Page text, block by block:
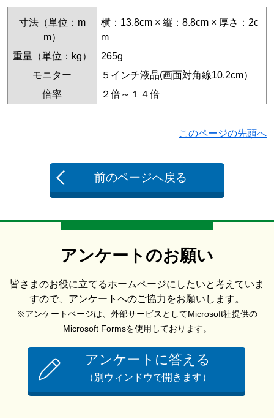
寸法（単位：m
m）
横：13.8cm × 縦：8.8cm × 厚さ：2c
m
重量（単位：kg）
265g
モニター
５インチ液晶(画面対角線10.2cm）
倍率
２倍～１４倍
このページの先頭へ
前のページへ戻る
アンケートのお願い
皆さまのお役に立てるホームページにしたいと考えていま
すので、アンケートへのご協力をお願いします。
※アンケートページは、外部サービスとしてMicrosoft社提供の
Microsoft Formsを使用しております。
アンケートに答える
（別ウィンドウで開きます）